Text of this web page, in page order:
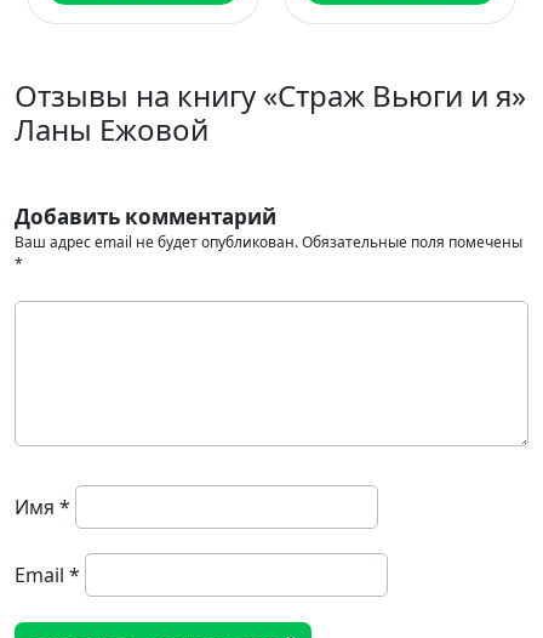
Отзывы на книгу «Страж Вьюги и я»
Ланы Ежовой
Добавить комментарий
Ваш адрес email не будет опубликован.Обязательные поля помечены
*
Имя *
Email *